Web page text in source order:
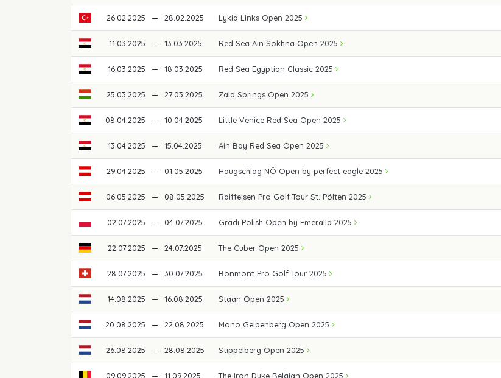
26.02.2025 — 28.02.2025 Lykia Links Open 2025
11.03.2025 — 13.03.2025 Red Sea Ain Sokhna Open 2025
16.03.2025 — 18.03.2025 Red Sea Egyptian Classic 2025
25.03.2025 — 27.03.2025 Zala Springs Open 2025
08.04.2025 — 10.04.2025 Little Venice Red Sea Open 2025
13.04.2025 — 15.04.2025 Ain Bay Red Sea Open 2025
29.04.2025 — 01.05.2025 Haugschlag NÖ Open by perfect eagle 2025
06.05.2025 — 08.05.2025 Raiffeisen Pro Golf Tour St. Pölten 2025
02.07.2025 — 04.07.2025 Gradi Polish Open by Emeralld 2025
22.07.2025 — 24.07.2025 The Cuber Open 2025
28.07.2025 — 30.07.2025 Bonmont Pro Golf Tour 2025
14.08.2025 — 16.08.2025 Staan Open 2025
20.08.2025 — 22.08.2025 Mono Gelpenberg Open 2025
26.08.2025 — 28.08.2025 Stippelberg Open 2025
09.09.2025 — 11.09.2025 The Iron Duke Belgian Open 2025